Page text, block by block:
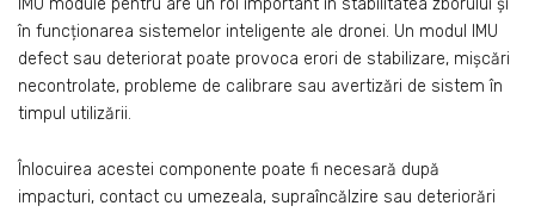
IMU module pentru are un rol important în stabilitatea zborului și
în funcționarea sistemelor inteligente ale dronei. Un modul IMU
defect sau deteriorat poate provoca erori de stabilizare, mișcări
necontrolate, probleme de calibrare sau avertizări de sistem în
timpul utilizării.
Înlocuirea acestei componente poate fi necesară după
impacturi, contact cu umezeala, supraîncălzire sau deteriorări